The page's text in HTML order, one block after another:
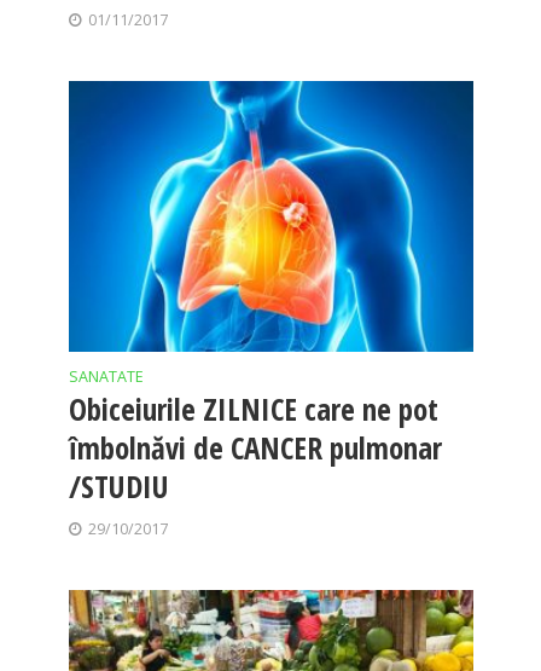
01/11/2017
SANATATE
Obiceiurile ZILNICE care ne pot
îmbolnăvi de CANCER pulmonar
/STUDIU
29/10/2017